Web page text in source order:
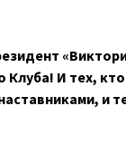
И тех,
и